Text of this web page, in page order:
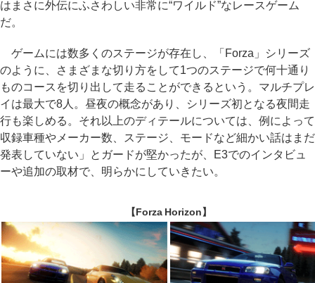
はまさに外伝にふさわしい非常に“ワイルド”なレースゲーム
だ。
ゲームには数多くのステージが存在し、「Forza」シリーズ
のように、さまざまな切り方をして1つのステージで何十通り
ものコースを切り出して走ることができるという。マルチプレ
イは最大で8人。昼夜の概念があり、シリーズ初となる夜間走
行も楽しめる。それ以上のディテールについては、例によって
収録車種やメーカー数、ステージ、モードなど細かい話はまだ
発表していない」とガードが堅かったが、E3でのインタビュ
ーや追加の取材で、明らかにしていきたい。
【Forza Horizon】